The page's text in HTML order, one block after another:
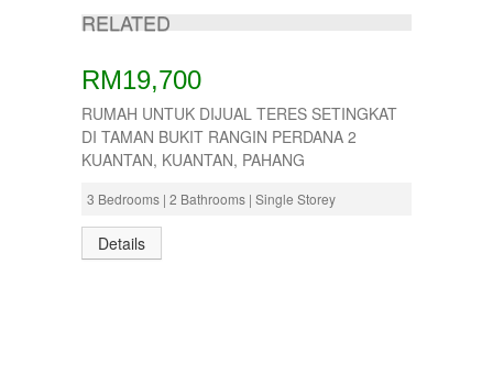
RELATED
RM19,700
RUMAH UNTUK DIJUAL TERES SETINGKAT
DI TAMAN BUKIT RANGIN PERDANA 2
KUANTAN, KUANTAN, PAHANG
3 Bedrooms | 2 Bathrooms | Single Storey
Details